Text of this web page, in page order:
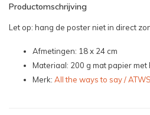
Productomschrijving
Let op: hang de poster niet in direct
Afmetingen: 18 x 24 cm
Materiaal: 200 g mat papier met
Merk: All the ways to say /